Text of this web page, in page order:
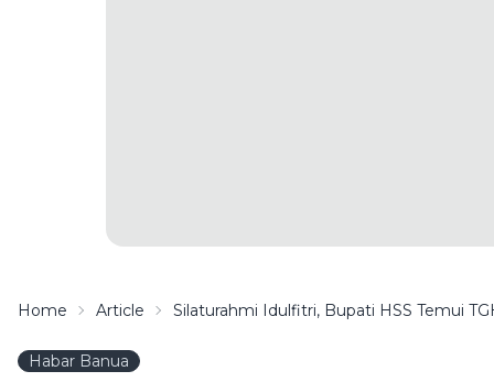
Home Article Silaturahmi Idulfitri, Bupati HSS Temui
Habar Banua